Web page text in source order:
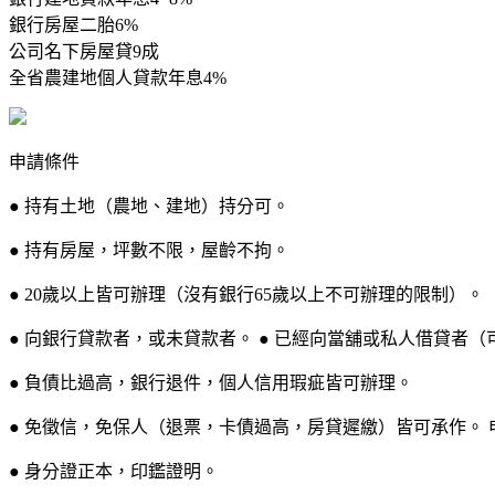
銀行房屋二胎6%
公司名下房屋貸9成
全省農建地個人貸款年息4%
申請條件
● 持有土地（農地、建地）持分可。
● 持有房屋，坪數不限，屋齡不拘。
● 20歲以上皆可辦理（沒有銀行65歲以上不可辦理的限制）。
● 向銀行貸款者，或未貸款者。 ● 已經向當舖或私人借貸者（
● 負債比過高，銀行退件，個人信用瑕疵皆可辦理。
● 免徵信，免保人（退票，卡債過高，房貸遲繳）皆可承作。
● 身分證正本，印鑑證明。